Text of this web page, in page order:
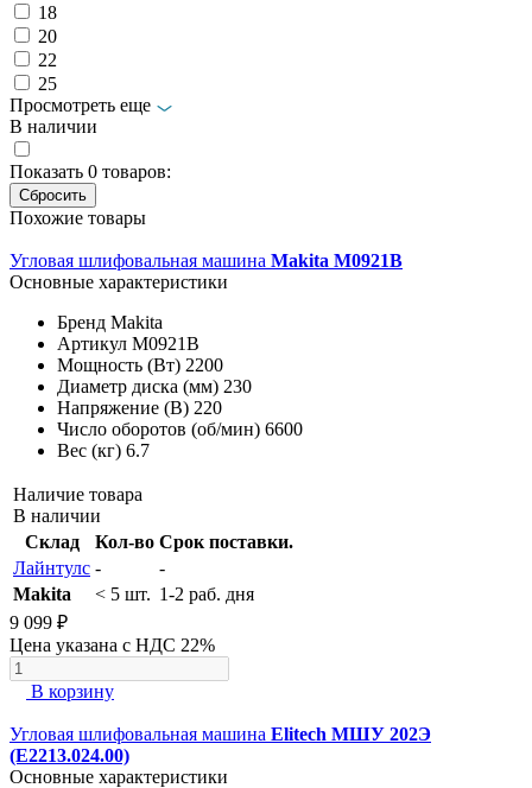
18
20
22
25
Просмотреть еще
В наличии
Показать 0 товаров:
Похожие товары
Угловая шлифовальная машина Makita M0921B
Основные характеристики
Бренд Makita
Артикул M0921B
Мощность (Вт) 2200
Диаметр диска (мм) 230
Напряжение (В) 220
Число оборотов (об/мин) 6600
Вес (кг) 6.7
Наличие товара
В наличии
Склад
Кол-во Срок поставки.
Лайнтулс -
-
Makita
< 5 шт. 1-2 раб. дня
9 099 ₽
Цена указана с НДС 22%
В корзину
Угловая шлифовальная машина Elitech МШУ 202Э
(E2213.024.00)
Основные характеристики